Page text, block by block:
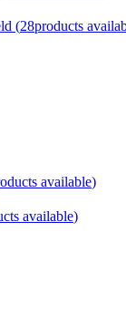
(28products
available)
available)